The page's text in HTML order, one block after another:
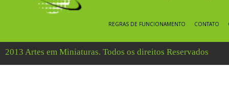
REGRAS DE FUNCIONAMENTO CONTATO
2013 Artes em Miniaturas. Todos os direitos Reservados